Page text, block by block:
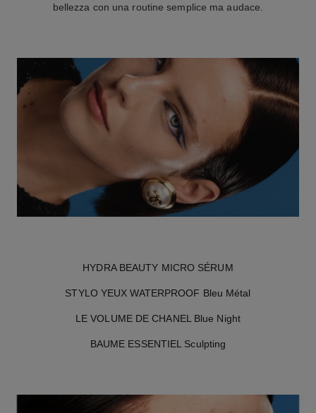
bellezza con una routine semplice ma audace.
HYDRA BEAUTY MICRO SÉRUM
STYLO YEUX WATERPROOF Bleu Métal
LE VOLUME DE CHANEL Blue Night
BAUME ESSENTIEL Sculpting